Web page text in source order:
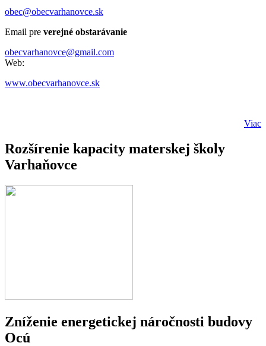
obec@obecvarhanovce.sk
Email pre verejné obstarávanie
obecvarhanovce@gmail.com
Web:
www.obecvarhanovce.sk
Viac
Rozšírenie kapacity materskej školy
Varhaňovce
Zníženie energetickej náročnosti budovy
Ocú